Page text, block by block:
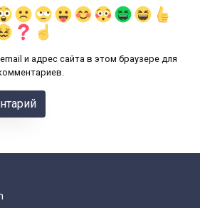
и адрес сайта в этом браузере для